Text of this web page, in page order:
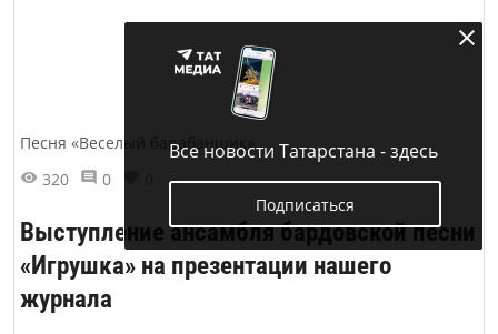
Песня «Веселый барабанщик»
320
0
Выступление ансамбля бардовской песни
«Игрушка» на презентации нашего
журнала
Все новости Татарстана - здесь
Подписаться